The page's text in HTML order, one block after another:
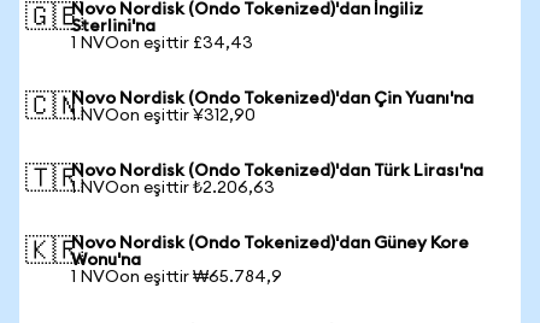
🇬🇧Novo Nordisk (Ondo Tokenized)'dan İngiliz
Sterlini'na
1 NVOon eşittir £34,43
🇨🇳Novo Nordisk (Ondo Tokenized)'dan Çin Yuanı'na
1 NVOon eşittir ¥312,90
🇹🇷Novo Nordisk (Ondo Tokenized)'dan Türk Lirası'na
1 NVOon eşittir ₺2.206,63
🇰🇷Novo Nordisk (Ondo Tokenized)'dan Güney Kore
Wonu'na
1 NVOon eşittir ₩65.784,9